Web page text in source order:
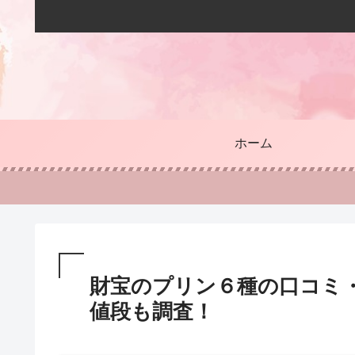
ホーム
財宝のプリン６種の口コミ
値段も調査！